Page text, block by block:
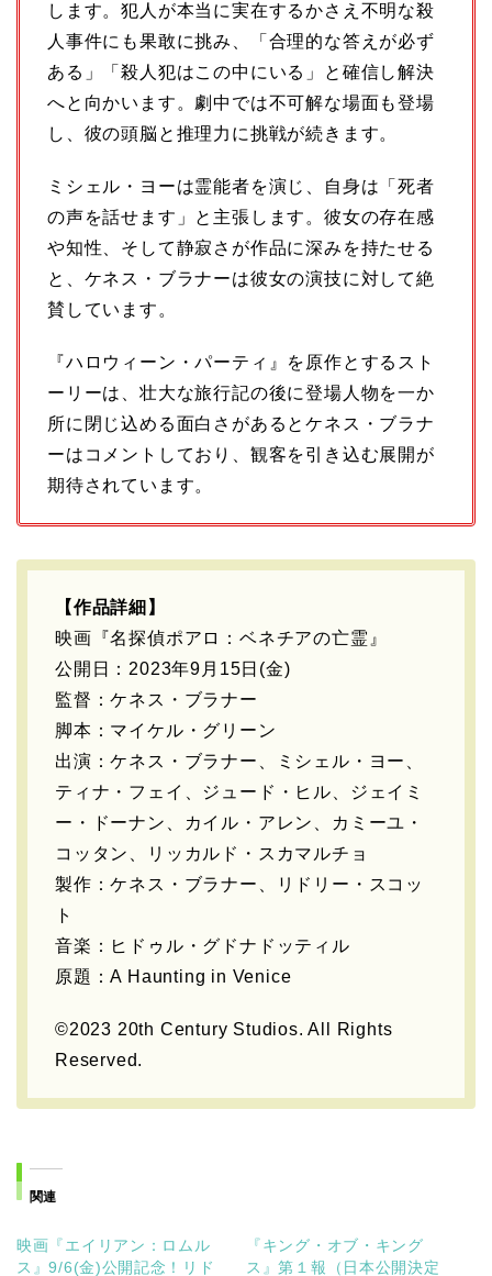
します。犯人が本当に実在するかさえ不明な殺
人事件にも果敢に挑み、「合理的な答えが必ず
ある」「殺人犯はこの中にいる」と確信し解決
へと向かいます。劇中では不可解な場面も登場
し、彼の頭脳と推理力に挑戦が続きます。
ミシェル・ヨーは霊能者を演じ、自身は「死者
の声を話せます」と主張します。彼女の存在感
や知性、そして静寂さが作品に深みを持たせる
と、ケネス・ブラナーは彼女の演技に対して絶
賛しています。
『ハロウィーン・パーティ』を原作とするスト
ーリーは、壮大な旅行記の後に登場人物を一か
所に閉じ込める面白さがあるとケネス・ブラナ
ーはコメントしており、観客を引き込む展開が
期待されています。
【作品詳細】
映画『名探偵ポアロ：ベネチアの亡霊』
公開日：2023年9月15日(金)
監督：ケネス・ブラナー
脚本：マイケル・グリーン
出演：ケネス・ブラナー、ミシェル・ヨー、
ティナ・フェイ、ジュード・ヒル、ジェイミ
ー・ドーナン、カイル・アレン、カミーユ・
コッタン、リッカルド・スカマルチョ
製作：ケネス・ブラナー、リドリー・スコッ
ト
音楽：ヒドゥル・グドナドッティル
原題：A Haunting in Venice
©2023 20th Century Studios. All Rights
Reserved.
関連
映画『エイリアン：ロムル
ス』9/6(金)公開記念！リド
『キング・オブ・キング
ス』第１報（日本公開決定